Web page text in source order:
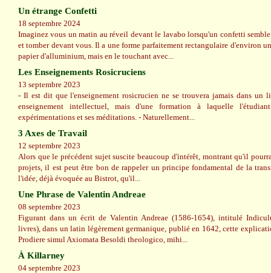
Un étrange Confetti
18 septembre 2024
Imaginez vous un matin au réveil devant le lavabo lorsqu'un confetti
et tomber devant vous. Il a une forme parfaitement rectangulaire d'environ
papier d'alluminium, mais en le touchant avec...
Les Enseignements Rosicruciens
13 septembre 2023
- Il est dit que l'enseignement rosicrucien ne se trouvera jamais dans un
enseignement intellectuel, mais d'une formation à laquelle
expérimentations et ses méditations. - Naturellement...
3 Axes de Travail
12 septembre 2023
Alors que le précédent sujet suscite beaucoup d'intérêt, montrant qu'il
projets, il est peut être bon de rappeler un principe fondamental de la
l'idée, déjà évoquée au Bistrot, qu'il...
Une Phrase de Valentin Andreae
08 septembre 2023
Figurant dans un écrit de Valentin Andreae (1586-1654), intitulé
livres), dans un latin légèrement germanique, publié en 1642, cette
Prodiere simul Axiomata Besoldi theologico, mihi...
À Killarney
04 septembre 2023